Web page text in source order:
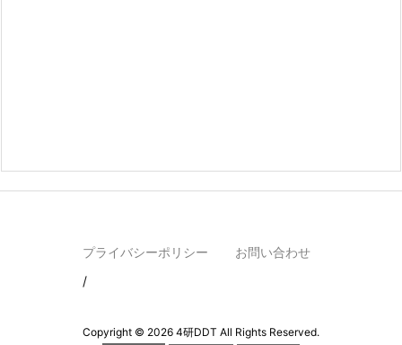
プライバシーポリシー お問い合わせ
Copyright © 2026 4研DDT All Rights Reserved.